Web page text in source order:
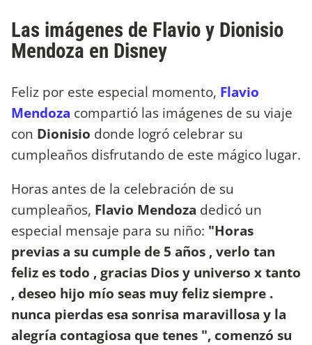
Las imágenes de Flavio y Dionisio
Mendoza en Disney
Feliz por este especial momento, Flavio
Mendoza compartió las imágenes de su viaje
con Dionisio donde logró celebrar su
cumpleaños disfrutando de este mágico lugar.
Horas antes de la celebración de su
cumpleaños, Flavio Mendoza dedicó un
especial mensaje para su niño: "Horas
previas a su cumple de 5 años , verlo tan
feliz es todo , gracias Dios y universo x tanto
, deseo hijo mío seas muy feliz siempre .
nunca pierdas esa sonrisa maravillosa y la
alegría contagiosa que tenes ", comenzó su